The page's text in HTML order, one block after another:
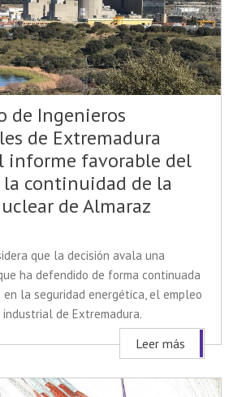
de Ingenieros
de Extremadura
informe favorable del
la continuidad de la
de Almaraz
que la decisión avala una
ha defendido de forma continuada
en la seguridad energética, el empleo
de Extremadura.
Leer más